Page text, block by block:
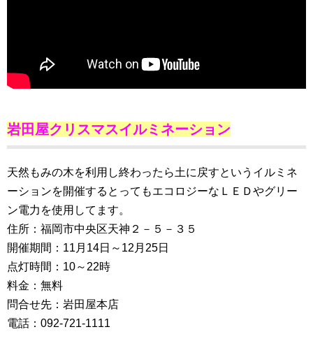
岩田屋クリスマスイルミネーション
天然もみの木を利用し終わったら土に戻すというイルミネ
ーションを開催するとってもエコロジーなＬＥＤやグリー
ン電力を使用してます。
住所：福岡市中央区天神２－５－３５
開催期間：11月14日～12月25日
点灯時間：10～22時
料金：無料
問合せ先：岩田屋本店
電話：092-721-1111